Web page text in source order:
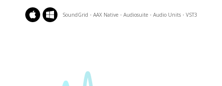
SoundGrid・AAX Native・Audiosuite・Audio Units・VST3